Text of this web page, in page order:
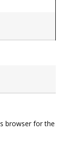
browser for the